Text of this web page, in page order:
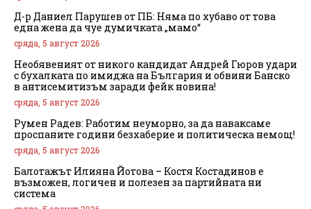
Д-р Даниел Парушев от ПБ: Няма по хубаво от това
една жена да чуе думичката „мамо“
сряда, 5 август 2026
Необявеният от никого кандидат Андрей Гюров удари
с бухалката по имиджа на България и обвини Банско
в антисемитизъм заради фейк новина!
сряда, 5 август 2026
Румен Радев: Работим неуморно, за да наваксаме
проспаните години безхаберие и политическа немощ!
сряда, 5 август 2026
Балотажът Илияна Йотова – Костя Костадинов е
възможен, логичен и полезен за партийната ни
система